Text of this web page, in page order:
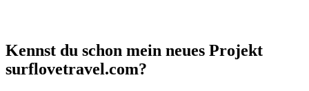
Kennst du schon mein neues Projekt
surflovetravel.com?